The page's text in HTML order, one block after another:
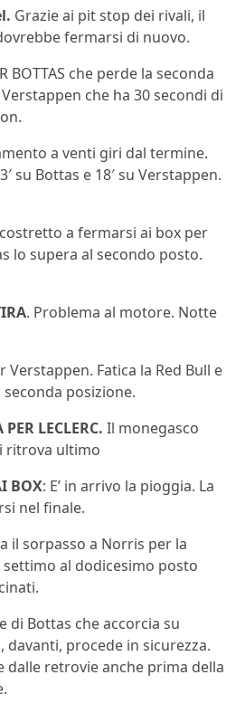
Grazie ai pit stop dei rivali, il
fermarsi di nuovo.
BOTTAS che perde la seconda
che ha 30 secondi di
a venti giri dal termine.
su Bottas e 18′ su Verstappen.
a fermarsi ai box per
lo supera al secondo posto.
. Problema al motore. Notte
Verstappen. Fatica la Red Bull e
posizione.
LECLERC. Il monegasco
ritrova ultimo
BOX: E’ in arrivo la pioggia. La
nel finale.
il sorpasso a Norris per la
al dodicesimo posto
di Bottas che accorcia su
procede in sicurezza.
dalle retrovie anche prima della